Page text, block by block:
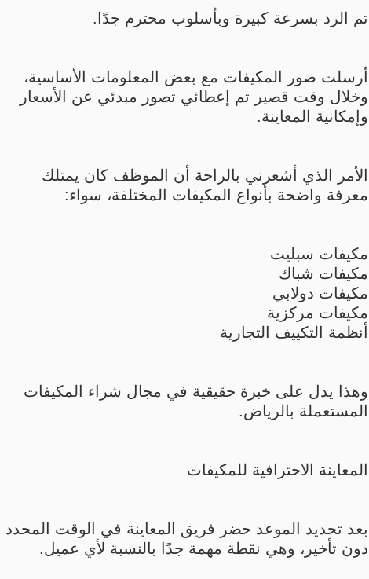
تم الرد بسرعة كبيرة وبأسلوب محترم جدًا.
أرسلت صور المكيفات مع بعض المعلومات الأساسية،
وخلال وقت قصير تم إعطائي تصور مبدئي عن الأسعار
وإمكانية المعاينة.
الأمر الذي أشعرني بالراحة أن الموظف كان يمتلك
معرفة واضحة بأنواع المكيفات المختلفة، سواء:
مكيفات سبليت
مكيفات شباك
مكيفات دولابي
مكيفات مركزية
أنظمة التكييف التجارية
وهذا يدل على خبرة حقيقية في مجال شراء المكيفات
المستعملة بالرياض.
المعاينة الاحترافية للمكيفات
بعد تحديد الموعد حضر فريق المعاينة في الوقت المحدد
دون تأخير، وهي نقطة مهمة جدًا بالنسبة لأي عميل.